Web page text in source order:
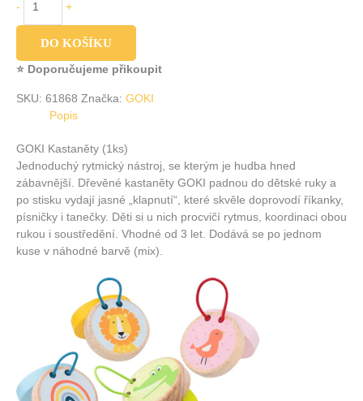
- +
DO KOŠÍKU
⭐ Doporučujeme přikoupit
SKU: 61868 Značka: GOKI
Popis
GOKI Kastaněty (1ks)
Jednoduchý rytmický nástroj, se kterým je hudba hned
zábavnější. Dřevěné kastaněty GOKI padnou do dětské ruky a
po stisku vydají jasné „klapnutí“, které skvěle doprovodí říkanky,
písničky i tanečky. Děti si u nich procvičí rytmus, koordinaci obou
rukou i soustředění. Vhodné od 3 let. Dodává se po jednom
kuse v náhodné barvě (mix).